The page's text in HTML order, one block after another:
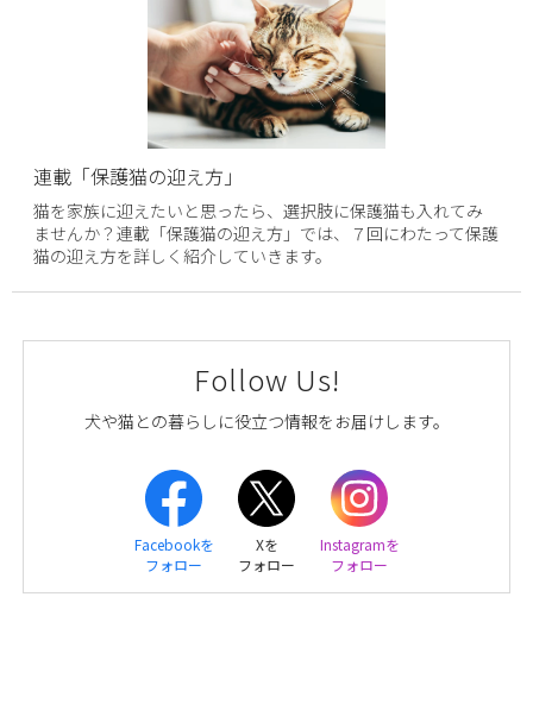
連載「保護猫の迎え方」
猫を家族に迎えたいと思ったら、選択肢に保護猫も入れてみ
ませんか？連載「保護猫の迎え方」では、７回にわたって保護
猫の迎え方を詳しく紹介していきます。
Follow Us!
犬や猫との暮らしに役立つ情報をお届けします。
Facebookを
フォロー
Xを
フォロー
Instagramを
フォロー